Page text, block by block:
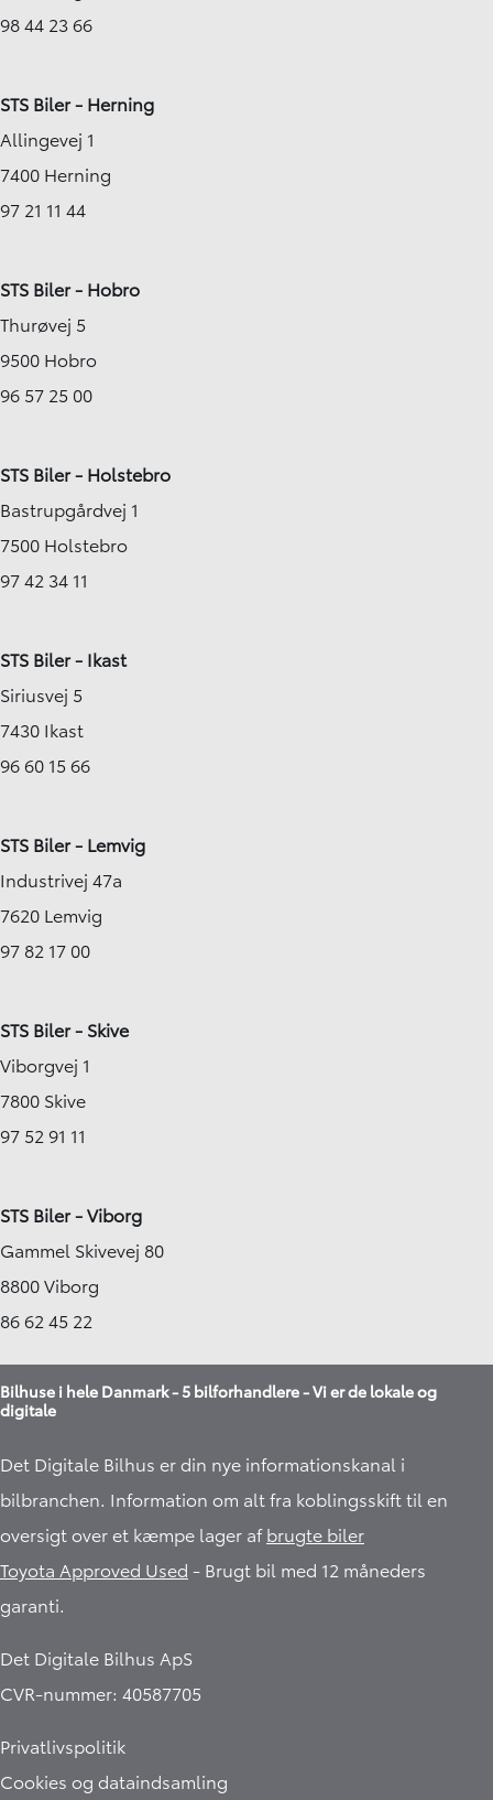
98 44 23 66
STS Biler - Herning
Allingevej 1
7400 Herning
97 21 11 44
STS Biler - Hobro
Thurøvej 5
9500 Hobro
96 57 25 00
STS Biler - Holstebro
Bastrupgårdvej 1
7500 Holstebro
97 42 34 11
STS Biler - Ikast
Siriusvej 5
7430 Ikast
96 60 15 66
STS Biler - Lemvig
Industrivej 47a
7620 Lemvig
97 82 17 00
STS Biler - Skive
Viborgvej 1
7800 Skive
97 52 91 11
STS Biler - Viborg
Gammel Skivevej 80
8800 Viborg
86 62 45 22
Bilhuse i hele Danmark - 5 bilforhandlere - Vi er de lokale og
digitale
Det Digitale Bilhus er din nye informationskanal i
bilbranchen. Information om alt fra koblingsskift til en
oversigt over et kæmpe lager afbrugte biler
Toyota Approved Used - Brugt bil med 12 måneders
garanti.​
Det Digitale Bilhus ApS
CVR-nummer: 40587705
Privatlivspolitik
Cookies og dataindsamling